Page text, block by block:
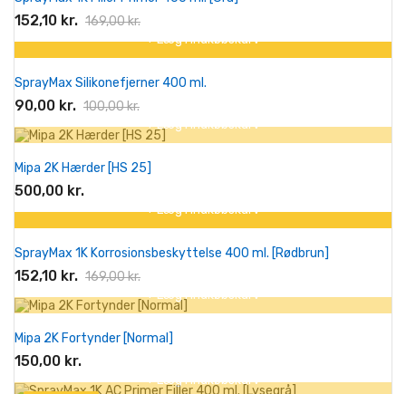
-10%
152,10 kr. 169,00 kr.
På tilbud!
-10%
+ Læg I Indkøbskurv
SprayMax Silikonefjerner 400 ml.
90,00 kr. 100,00 kr.
+ Læg I Indkøbskurv
Mipa 2K Hærder [HS 25]
500,00 kr.
På tilbud!
-10%
+ Læg I Indkøbskurv
SprayMax 1K Korrosionsbeskyttelse 400 ml. [Rødbrun]
152,10 kr. 169,00 kr.
+ Læg I Indkøbskurv
Mipa 2K Fortynder [Normal]
150,00 kr.
+ Læg I Indkøbskurv